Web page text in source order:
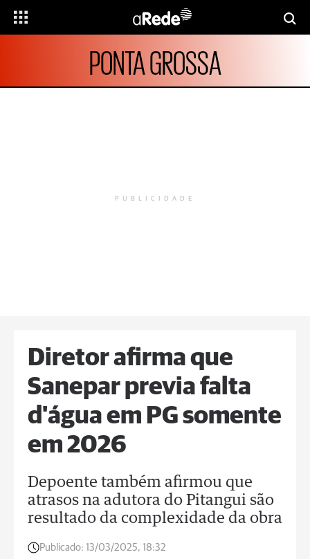
PONTA GROSSA
PUBLICIDADE
Diretor afirma que
Sanepar previa falta
d'água em PG somente
em 2026
Depoente também afirmou que
atrasos na adutora do Pitangui são
resultado da complexidade da obra
Publicado: 13/03/2025, 18:32